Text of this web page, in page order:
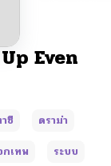
Even
ซี
ดราม่า
กเทพ
ระบบ